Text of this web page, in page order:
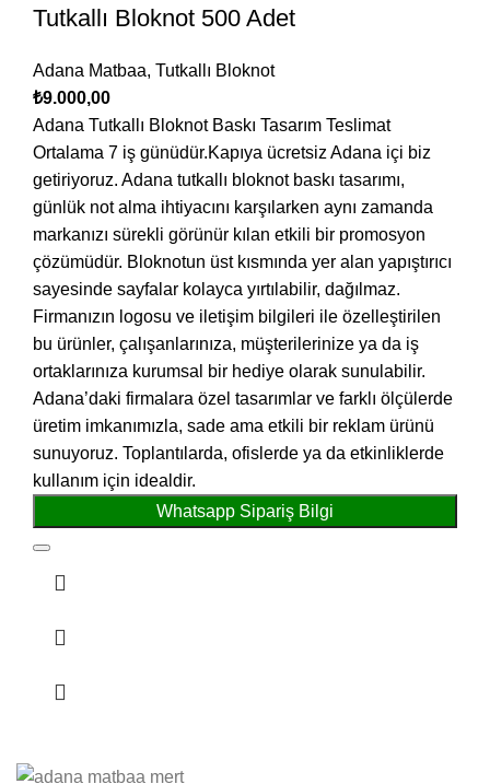
Tutkallı Bloknot 500 Adet
Adana Matbaa, Tutkallı Bloknot
₺9.000,00
Adana Tutkallı Bloknot Baskı Tasarım Teslimat
Ortalama 7 iş günüdür.Kapıya ücretsiz Adana içi biz
getiriyoruz. Adana tutkallı bloknot baskı tasarımı,
günlük not alma ihtiyacını karşılarken aynı zamanda
markanızı sürekli görünür kılan etkili bir promosyon
çözümüdür. Bloknotun üst kısmında yer alan yapıştırıcı
sayesinde sayfalar kolayca yırtılabilir, dağılmaz.
Firmanızın logosu ve iletişim bilgileri ile özelleştirilen
bu ürünler, çalışanlarınıza, müşterilerinize ya da iş
ortaklarınıza kurumsal bir hediye olarak sunulabilir.
Adana’daki firmalara özel tasarımlar ve farklı ölçülerde
üretim imkanımızla, sade ama etkili bir reklam ürünü
sunuyoruz. Toplantılarda, ofislerde ya da etkinliklerde
kullanım için idealdir.
Whatsapp Sipariş Bilgi